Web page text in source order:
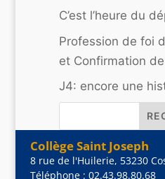
C’est l’heure du
Profession de foi
et Confirmation
J4: encore une
Collège Saint Joseph
8 rue de l'Huilerie, 53230
Téléphone : 02.43.98.80.68